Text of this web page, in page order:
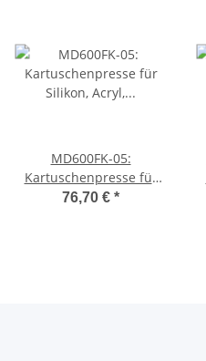
MD600FK-05:
Kartuschenpresse für
Silikon, Acryl,
76,70 € *